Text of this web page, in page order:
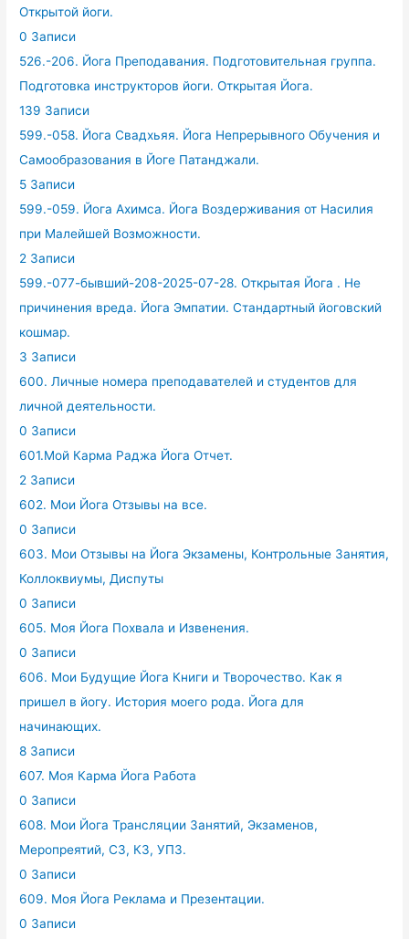
Открытой йоги.
0 Записи
526.-206. Йога Преподавания. Подготовительная группа.
Подготовка инструкторов йоги. Открытая Йога.
139 Записи
599.-058. Йога Свадхьяя. Йога Непрерывного Обучения и
Самообразования в Йоге Патанджали.
5 Записи
599.-059. Йога Ахимса. Йога Воздерживания от Насилия
при Малейшей Возможности.
2 Записи
599.-077-бывший-208-2025-07-28. Открытая Йога . Не
причинения вреда. Йога Эмпатии. Стандартный йоговский
кошмар.
3 Записи
600. Личные номера преподавателей и студентов для
личной деятельности.
0 Записи
601.Мой Карма Раджа Йога Отчет.
2 Записи
602. Мои Йога Отзывы на все.
0 Записи
603. Мои Отзывы на Йога Экзамены, Контрольные Занятия,
Коллоквиумы, Диспуты
0 Записи
605. Моя Йога Похвала и Извенения.
0 Записи
606. Мои Будущие Йога Книги и Творочество. Как я
пришел в йогу. История моего рода. Йога для
начинающих.
8 Записи
607. Моя Карма Йога Работа
0 Записи
608. Мои Йога Трансляции Занятий, Экзаменов,
Меропреятий, СЗ, КЗ, УПЗ.
0 Записи
609. Моя Йога Реклама и Презентации.
0 Записи